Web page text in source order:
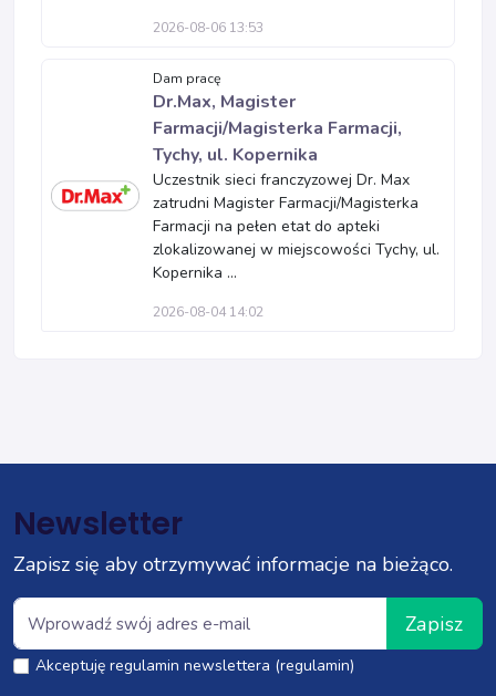
2026-08-06 13:53
Dam pracę
Dr.Max, Magister
Farmacji/Magisterka Farmacji,
Tychy, ul. Kopernika
Uczestnik sieci franczyzowej Dr. Max
zatrudni Magister Farmacji/Magisterka
Farmacji na pełen etat do apteki
zlokalizowanej w miejscowości Tychy, ul.
Kopernika ...
2026-08-04 14:02
Newsletter
Zapisz się aby otrzymywać informacje na bieżąco.
Zapisz
Akceptuję regulamin newslettera (regulamin)